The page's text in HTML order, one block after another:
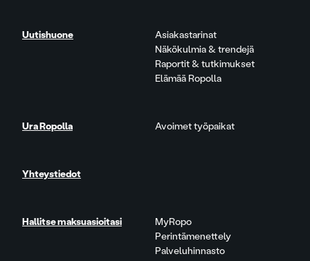
Uutishuone
Asiakastarinat
Näkökulmia & trendejä
Raportit & tutkimukset
Elämää Ropolla
Ura Ropolla Avoimet työpaikat
Yhteystiedot
Hallitse maksuasioitasi
MyRopo
Perintämenettely
Palveluhinnasto